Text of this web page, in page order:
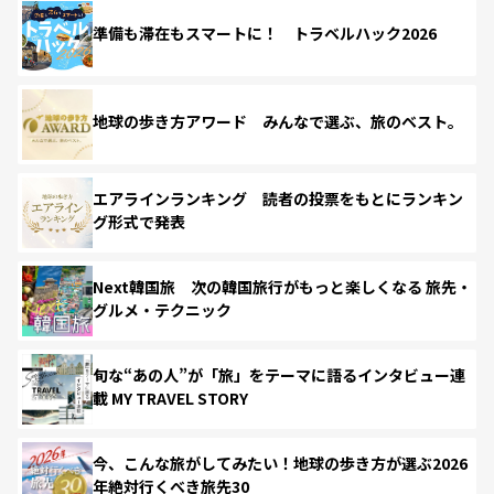
準備も滞在もスマートに！ トラベルハック2026
地球の歩き方アワード みんなで選ぶ、旅のベスト。
エアラインランキング 読者の投票をもとにランキン
グ形式で発表
Next韓国旅 次の韓国旅行がもっと楽しくなる 旅先・
グルメ・テクニック
旬な“あの人”が「旅」をテーマに語るインタビュー連
載 MY TRAVEL STORY
今、こんな旅がしてみたい！地球の歩き方が選ぶ2026
年絶対行くべき旅先30